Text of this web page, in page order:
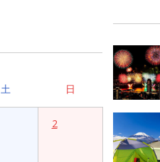
土 日
2